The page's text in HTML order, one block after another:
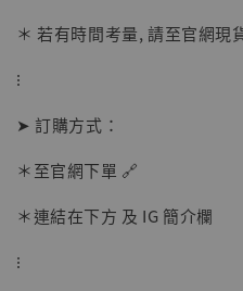
＊ 若有時間考量, 請至官網現
⁝
➤ 訂購方式：
＊至官網下單 🔗
＊連結在下方 及 IG 簡介欄
⁝